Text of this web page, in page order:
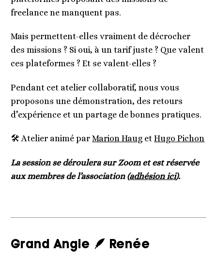
freelance ne manquent pas.
Mais permettent-elles vraiment de décrocher
des missions ? Si oui, à un tarif juste ? Que valent
ces plateformes ? Et se valent-elles ?
Pendant cet atelier collaboratif, nous vous
proposons une démonstration, des retours
d’expérience et un partage de bonnes pratiques.
🛠️ Atelier animé parMarion Haug etHugo Pichon
La session se déroulera sur Zoom et est réservée
aux membres de l’association (adhésion ici).
Grand Angle 🪶 Renée